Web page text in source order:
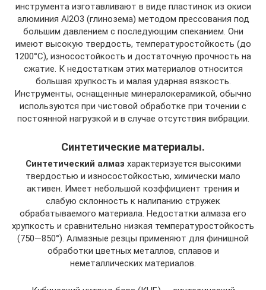
инструмента изготавливают в виде пластинок из окиси
алюминия Al2O3 (глинозема) методом прессования под
большим давлением с последующим спеканием. Они
имеют высокую твердость, температуростойкость (до
1200°С), износостойкость и достаточную прочность на
сжатие. К недостаткам этих материалов относится
большая хрупкость и малая ударная вязкость.
Инструменты, оснащенные минералокерамикой, обычно
используются при чистовой обработке при точении с
постоянной нагрузкой и в случае отсутствия вибрации.
Синтетические материалы.
Синтетический алмаз характеризуется высокими
твердостью и износостойкостью, химически мало
активен. Имеет небольшой коэффициент трения и
слабую склонность к налипанию стружек
обрабатываемого материала. Недостатки алмаза его
хрупкость и сравнительно низкая температуростойкость
(750—850°). Алмазные резцы применяют для финишной
обработки цветных металлов, сплавов и
неметаллических материалов.